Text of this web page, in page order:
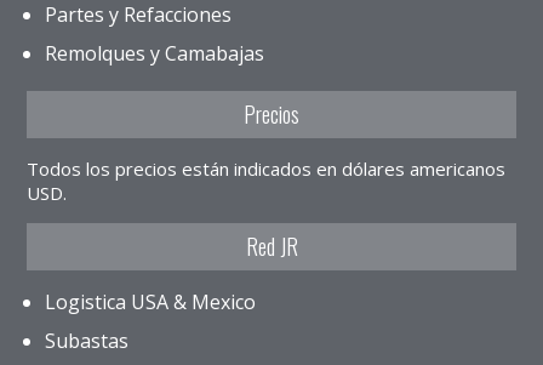
Partes y Refacciones
Remolques y Camabajas
Precios
Todos los precios están indicados en dólares americanos
USD.
Red JR
Logistica USA & Mexico
Subastas